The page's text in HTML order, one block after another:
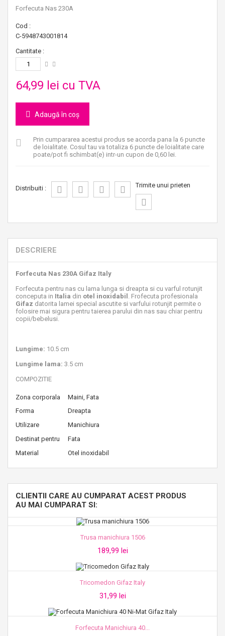
Forfecuta Nas 230A
Cod :
C-5948743001814
Cantitate :
64,99 lei cu TVA
Adaugă în coș
Prin cumpararea acestui produs se acorda pana la 6 puncte
de loialitate. Cosul tau va totaliza 6 puncte de loialitate care
poate/pot fi schimbat(e) intr-un cupon de 0,60 lei.
Distribuiti : Trimite unui prieten
DESCRIERE
Forfecuta Nas 230A Gifaz Italy
Forfecuta pentru nas cu lama lunga si dreapta si cu varful rotunjit
conceputa in Italia din otel inoxidabil . Frofecuta profesionala
Gifaz datorita lamei special ascutite si varfului rotunjit permite o
folosire mai sigura pentru taierea parului din nas sau chiar pentru
copii/bebelusi.
Lungime: 10.5 cm
Lungime lama: 3.5 cm
COMPOZITIE
Zona corporala
Maini, Fata
Forma
Dreapta
Utilizare
Manichiura
Destinat pentru
Fata
Material
Otel inoxidabil
CLIENTII CARE AU CUMPARAT ACEST PRODUS
AU MAI CUMPARAT SI:
Trusa manichiura 1506
189,99 lei
Tricomedon Gifaz Italy
31,99 lei
Forfecuta Manichiura 40...